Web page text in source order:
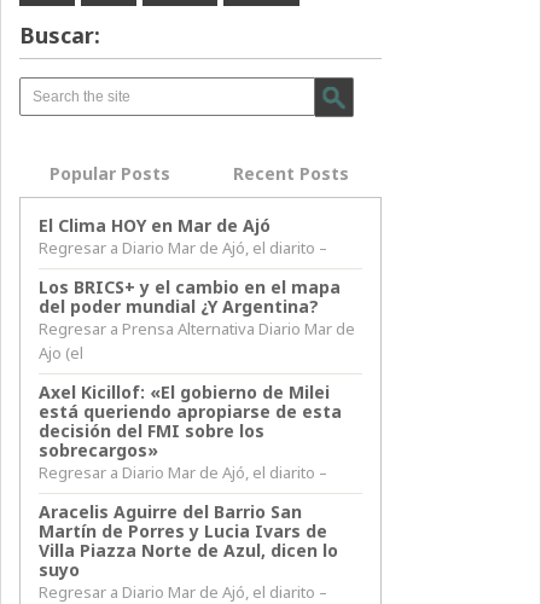
Buscar:
Popular Posts Recent Posts
El Clima HOY en Mar de Ajó
Regresar a Diario Mar de Ajó, el diarito –
Los BRICS+ y el cambio en el mapa
del poder mundial ¿Y Argentina?
Regresar a Prensa Alternativa Diario Mar de
Ajo (el
Axel Kicillof: «El gobierno de Milei
está queriendo apropiarse de esta
decisión del FMI sobre los
sobrecargos»
Regresar a Diario Mar de Ajó, el diarito –
Aracelis Aguirre del Barrio San
Martín de Porres y Lucia Ivars de
Villa Piazza Norte de Azul, dicen lo
suyo
Regresar a Diario Mar de Ajó, el diarito –